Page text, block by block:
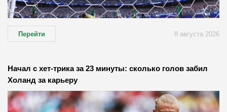
Перейти 8 августа 2026
Начал с хет-трика за 23 минуты: сколько голов забил
Холанд за карьеру